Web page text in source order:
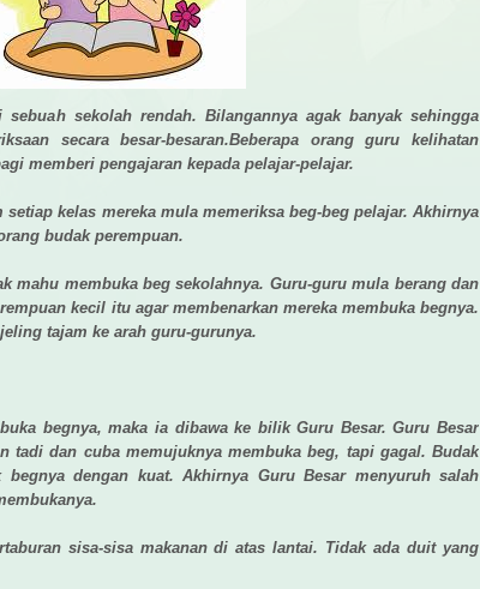
sekolah rendah. Bilangannya agak banyak sehingga
secara besar-besaran.Beberapa orang guru kelihatan
memberi pengajaran kepada pelajar-pelajar.
kelas mereka mula memeriksa beg-beg pelajar. Akhirnya
budak perempuan.
mahu membuka beg sekolahnya. Guru-guru mula berang dan
kecil itu agar membenarkan mereka membuka begnya.
tajam ke arah guru-gurunya.
begnya, maka ia dibawa ke bilik Guru Besar. Guru Besar
tadi dan cuba memujuknya membuka beg, tapi gagal. Budak
dengan kuat. Akhirnya Guru Besar menyuruh salah
sisa-sisa makanan di atas lantai. Tidak ada duit yang